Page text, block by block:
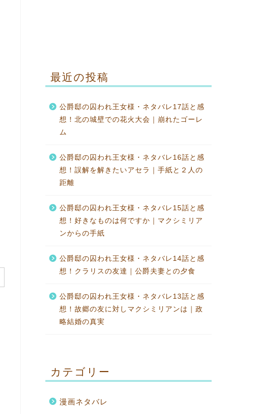
最近の投稿
公爵邸の囚われ王女様・ネタバレ17話と感
想！北の城壁での花火大会｜崩れたゴーレ
ム
公爵邸の囚われ王女様・ネタバレ16話と感
想！誤解を解きたいアセラ｜手紙と２人の
距離
公爵邸の囚われ王女様・ネタバレ15話と感
想！好きなものは何ですか｜マクシミリア
ンからの手紙
公爵邸の囚われ王女様・ネタバレ14話と感
想！クラリスの友達｜公爵夫妻との夕食
公爵邸の囚われ王女様・ネタバレ13話と感
想！故郷の友に対しマクシミリアンは｜政
略結婚の真実
カテゴリー
漫画ネタバレ